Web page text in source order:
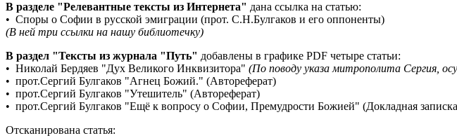
В разделе "Релевантные тексты из Интернета" дана ссылка на статью:
• Споры о Софии в русской эмиграции (прот. С.Н.Булгаков и его оппоненты)
(В ней три ссылки на нашу библиотечку)
В раздел "Тексты из журнала "Путь" добавлены в графике PDF четыре статьи:
• Николай Бердяев "Дух Великого Инквизитора" (По поводу указа митрополита Сергия,
• прот.Сергий Булгаков "Агнец Божий." (Автореферат)
• прот.Сергий Булгаков "Утешитель" (Автореферат)
• прот.Сергий Булгаков "Ещё к вопросу о Софии, Премудрости Божией" (Докладная
Отсканирована статья: